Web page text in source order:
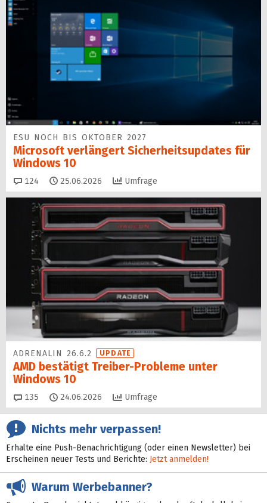
ESU NOCH BIS OKTOBER 2027
Microsoft verlängert Sicherheitsupdates für
Windows 10
124 Kommentare
25.06.2026 Umfrage
ADRENALIN 26.6.2 UPDATE
AMD bestätigt Treiber-Probleme unter
Windows 10
135 Kommentare
24.06.2026 Umfrage
Nichts mehr verpassen!
Erhalte eine Push-Benachrichtigung (oder einen Newsletter) bei
Erscheinen neuer Tests und Berichte: Jetzt anmelden!
Warum Werbebanner?